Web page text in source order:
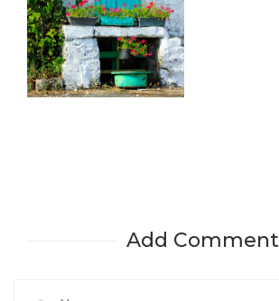
Add Comment